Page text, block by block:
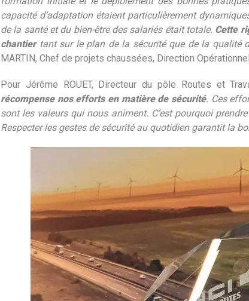
capacité d’adaptation étaient particulièrement
de la santé et du bien-être des salariés était totale. Cette
chantiertant sur le plan de la sécurité que de la qualité
MARTIN, Chef de projets chaussées, Direction
Pour Jérôme ROUET, Directeur du pôle Routes et
récompense nos efforts en matière de sécurité. Ces
sont les valeurs qui nous animent. C’est pourquoi
Respecter les gestes de sécurité au quotidien garantit la